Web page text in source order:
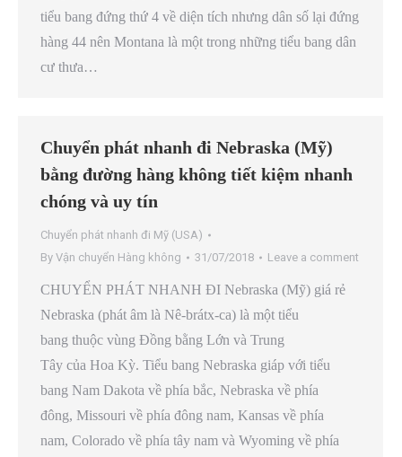
tiểu bang đứng thứ 4 về diện tích nhưng dân số lại đứng
hàng 44 nên Montana là một trong những tiểu bang dân
cư thưa…
Chuyển phát nhanh đi Nebraska (Mỹ)
bằng đường hàng không tiết kiệm nhanh
chóng và uy tín
Chuyển phát nhanh đi Mỹ (USA)
By Vận chuyển Hàng không 31/07/2018 Leave a comment
CHUYỂN PHÁT NHANH ĐI Nebraska (Mỹ) giá rẻ
Nebraska (phát âm là Nê-brátx-ca) là một tiểu
bang thuộc vùng Đồng bằng Lớn và Trung
Tây của Hoa Kỳ. Tiểu bang Nebraska giáp với tiểu
bang Nam Dakota về phía bắc, Nebraska về phía
đông, Missouri về phía đông nam, Kansas về phía
nam, Colorado về phía tây nam và Wyoming về phía